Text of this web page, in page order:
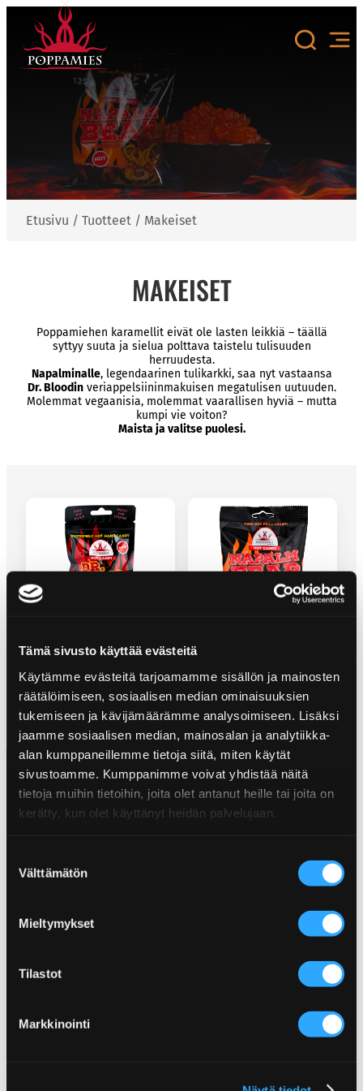
Tämä sivusto käyttää evästeitä
Käytämme evästeitä tarjoamamme sisällön ja mainosten
räätälöimiseen, sosiaalisen median ominaisuuksien
tukemiseen ja kävijämäärämme analysoimiseen. Lisäksi
jaamme sosiaalisen median, mainosalan ja analytiikka-
alan kumppaneillemme tietoja siitä, miten käytät
sivustoamme. Kumppanimme voivat yhdistää näitä
tietoja muihin tietoihin, joita olet antanut heille tai joita on
kerätty, kun olet käyttänyt heidän palvelujaan.
valinta
Välttämätön
Mieltymykset
Tilastot
Markkinointi
sisältöön
Etusivu / Tuotteet / Makeiset
MAKEISET
Poppamiehen karamellit eivät ole lasten leikkiä – täällä
syttyy suuta ja sielua polttava taistelu tulisuuden
herruudesta.
Napalminalle, legendaarinen tulikarkki, saa nyt vastaansa
Dr. Bloodinveriappelsiininmakuisen megatulisen uutuuden.
Molemmat vegaanisia, molemmat vaarallisen hyviä – mutta
kumpi vie voiton?
Maista ja valitse puolesi.
DR. BLOOD -TULINEN KARAMELLI
NAPALMINALLE -TULINEN